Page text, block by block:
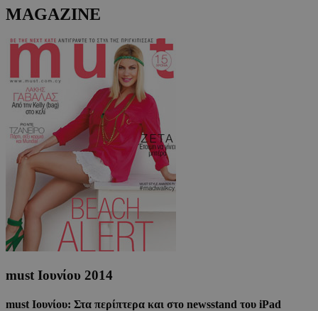
MAGAZINE
must Ιουνίου 2014
must Ιουνίου: Στα περίπτερα και στο newsstand του iPad